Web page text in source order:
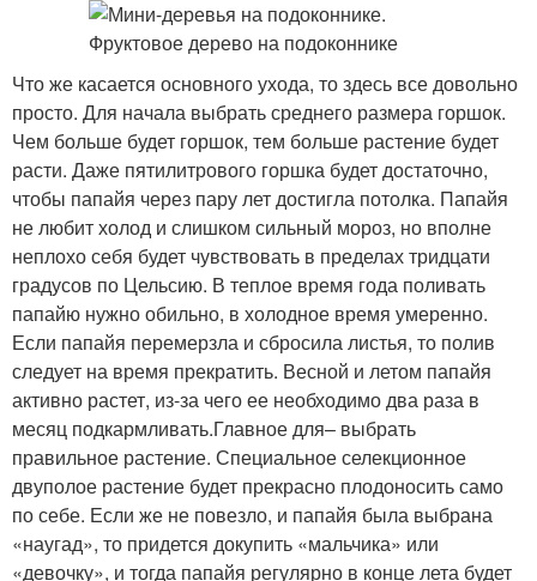
Что же касается основного ухода, то здесь все довольно
просто. Для начала выбрать среднего размера горшок.
Чем больше будет горшок, тем больше растение будет
расти. Даже пятилитрового горшка будет достаточно,
чтобы папайя через пару лет достигла потолка. Папайя
не любит холод и слишком сильный мороз, но вполне
неплохо себя будет чувствовать в пределах тридцати
градусов по Цельсию. В теплое время года поливать
папайю нужно обильно, в холодное время умеренно.
Если папайя перемерзла и сбросила листья, то полив
следует на время прекратить. Весной и летом папайя
активно растет, из-за чего ее необходимо два раза в
месяц подкармливать.Главное для– выбрать
правильное растение. Специальное селекционное
двуполое растение будет прекрасно плодоносить само
по себе. Если же не повезло, и папайя была выбрана
«наугад», то придется докупить «мальчика» или
«девочку», и тогда папайя регулярно в конце лета будет